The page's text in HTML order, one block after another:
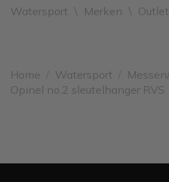
Watersport \ Merken \ Outlet
Home Watersport
Opinel no.2 sleutelhanger RVS